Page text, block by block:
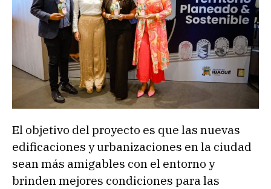
El objetivo del proyecto es que las nuevas
edificaciones y urbanizaciones en la ciudad
sean más amigables con el entorno y
brinden mejores condiciones para las